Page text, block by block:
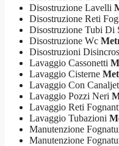
Disostruzione Lavelli
Disostruzione Reti
Disostruzione Tubi Di
Disostruzione Wc
Disostruzioni
Lavaggio Cassonetti
Lavaggio Cisterne
Lavaggio Con Canaljet
Lavaggio Pozzi Neri
Lavaggio Reti
Lavaggio Tubazioni
Manutenzione
Manutenzione